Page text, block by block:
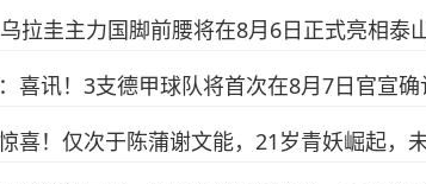
拉圭主力国脚前腰将在8月6日正式亮相泰
喜讯！3支德甲球队将首次在8月7日官宣
喜！仅次于陈蒲谢文能，21岁青妖崛起，